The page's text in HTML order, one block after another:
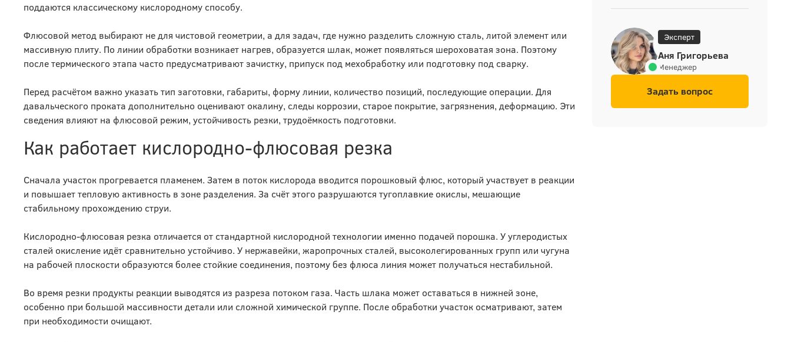
поддаются классическому кислородному способу.
Флюсовой метод выбирают не для чистовой геометрии, а для задач, где нужно разделить сложную сталь, литой элемент или
массивную плиту. По линии обработки возникает нагрев, образуется шлак, может появляться шероховатая зона. Поэтому
после термического этапа часто предусматривают зачистку, припуск под мехобработку или подготовку под сварку.
Перед расчётом важно указать тип заготовки, габариты, форму линии, количество позиций, последующие операции. Для
давальческого проката дополнительно оценивают окалину, следы коррозии, старое покрытие, загрязнения, деформацию. Эти
сведения влияют на флюсовой режим, устойчивость резки, трудоёмкость подготовки.
Как работает кислородно-флюсовая резка
Сначала участок прогревается пламенем. Затем в поток кислорода вводится порошковый флюс, который участвует в реакции
и повышает тепловую активность в зоне разделения. За счёт этого разрушаются тугоплавкие окислы, мешающие
стабильному прохождению струи.
Кислородно-флюсовая резка отличается от стандартной кислородной технологии именно подачей порошка. У углеродистых
сталей окисление идёт сравнительно устойчиво. У нержавейки, жаропрочных сталей, высоколегированных групп или чугуна
на рабочей плоскости образуются более стойкие соединения, поэтому без флюса линия может получаться нестабильной.
Во время резки продукты реакции выводятся из разреза потоком газа. Часть шлака может оставаться в нижней зоне,
особенно при большой массивности детали или сложной химической группе. После обработки участок осматривают, затем
при необходимости очищают.
Эксперт
Аня Григорьева
Менеджер
Задать вопрос